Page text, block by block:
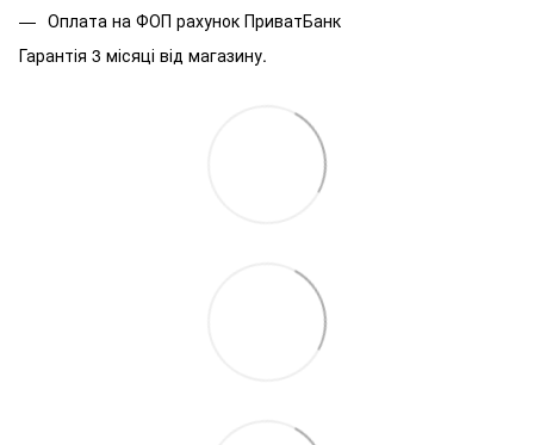
Оплата на ФОП рахунок ПриватБанк
Гарантія 3 місяці від магазину.